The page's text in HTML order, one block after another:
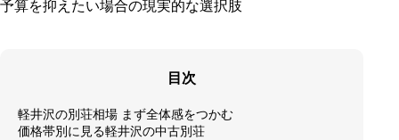
予算を抑えたい場合の現実的な選択肢
目次
軽井沢の別荘相場 まず全体感をつかむ
価格帯別に見る軽井沢の中古別荘